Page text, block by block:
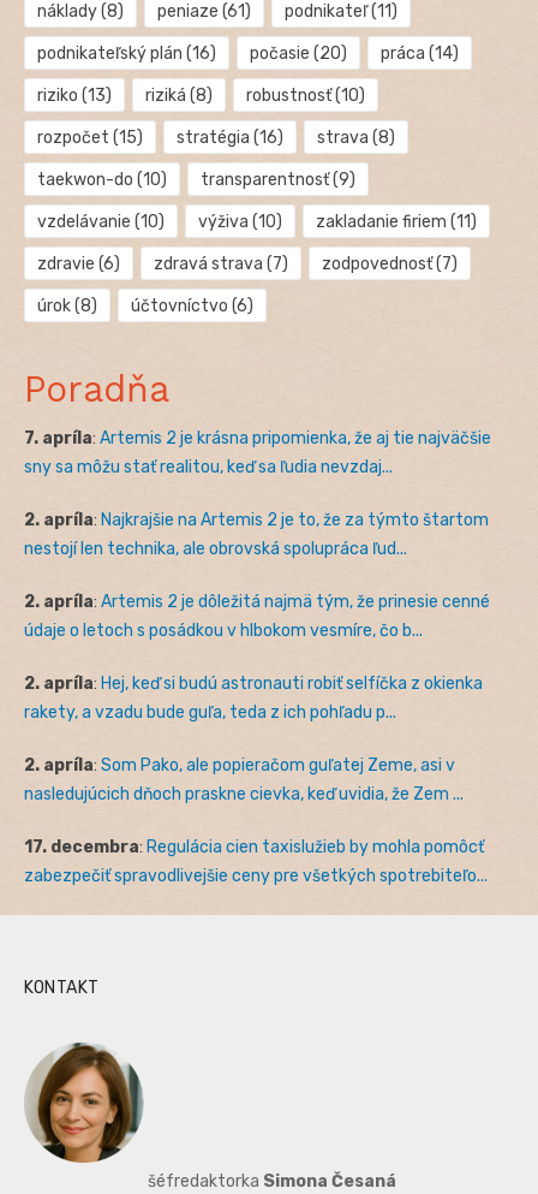
náklady(8) peniaze (61) podnikateľ(11)
podnikateľský plán (16) počasie (20) práca (14)
riziko (13) riziká (8) robustnosť(10)
rozpočet (15) stratégia (16) strava (8)
taekwon-do (10) transparentnosť(9)
vzdelávanie (10) výživa (10) zakladanie firiem (11)
zdravie (6) zdravá strava (7) zodpovednosť(7)
úrok(8) účtovníctvo (6)
Poradňa
7. apríla: Artemis 2 je krásna pripomienka, že aj tie najväčšie
sny sa môžu stať realitou, keď sa ľudia nevzdaj...
2. apríla: Najkrajšie na Artemis 2 je to, že za týmto štartom
nestojí len technika, ale obrovská spolupráca ľud...
2. apríla: Artemis 2 je dôležitá najmä tým, že prinesie cenné
údaje o letoch s posádkou v hlbokom vesmíre, čo b...
2. apríla: Hej, keď si budú astronauti robiť selfíčka z okienka
rakety, a vzadu bude guľa, teda z ich pohľadu p...
2. apríla: Som Pako, ale popieračom guľatej Zeme, asi v
nasledujúcich dňoch praskne cievka, keď uvidia, že Zem ...
17. decembra: Regulácia cien taxislužieb by mohla pomôcť
zabezpečiť spravodlivejšie ceny pre všetkých spotrebiteľo...
KONTAKT
šéfredaktorka Simona Česaná